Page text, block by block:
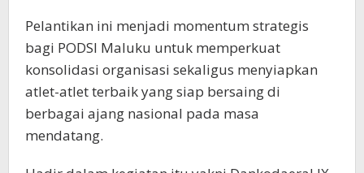
Pelantikan ini menjadi momentum strategis
bagi PODSI Maluku untuk memperkuat
konsolidasi organisasi sekaligus menyiapkan
atlet-atlet terbaik yang siap bersaing di
berbagai ajang nasional pada masa
mendatang.